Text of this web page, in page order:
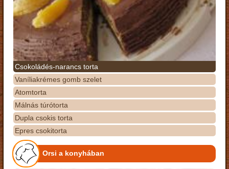
Csokoládés-narancs torta
Vaníliakrémes gomb szelet
Atomtorta
Málnás túrótorta
Dupla csokis torta
Epres csokitorta
Orsi a konyhában